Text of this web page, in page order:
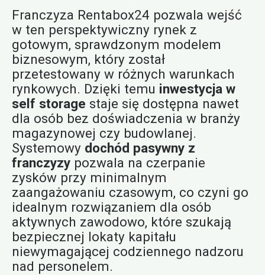
Franczyza Rentabox24 pozwala wejść
w ten perspektywiczny rynek z
gotowym, sprawdzonym modelem
biznesowym, który został
przetestowany w różnych warunkach
rynkowych. Dzięki temu inwestycja w
self storage staje się dostępna nawet
dla osób bez doświadczenia w branży
magazynowej czy budowlanej.
Systemowy dochód pasywny z
franczyzypozwala na czerpanie
zysków przy minimalnym
zaangażowaniu czasowym, co czyni go
idealnym rozwiązaniem dla osób
aktywnych zawodowo, które szukają
bezpiecznej lokaty kapitału
niewymagającej codziennego nadzoru
nad personelem.